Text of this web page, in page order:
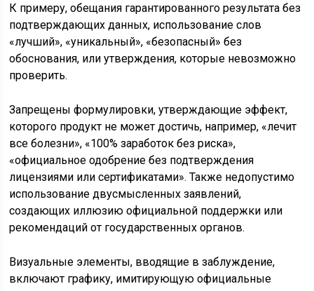
К примеру, обещания гарантированного результата без
подтверждающих данных, использование слов
«лучший», «уникальный», «безопасный» без
обоснования, или утверждения, которые невозможно
проверить.
Запрещены формулировки, утверждающие эффект,
которого продукт не может достичь, например, «лечит
все болезни», «100% заработок без риска»,
«официальное одобрение без подтверждения
лицензиями или сертификатами». Также недопустимо
использование двусмысленных заявлений,
создающих иллюзию официальной поддержки или
рекомендаций от государственных органов.
Визуальные элементы, вводящие в заблуждение,
включают графику, имитирующую официальные